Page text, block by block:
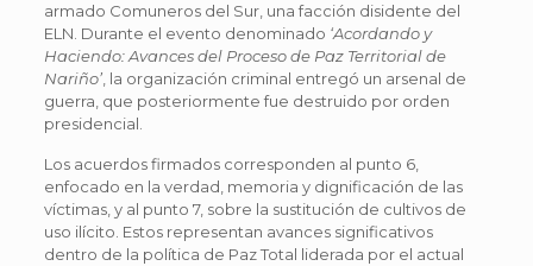
armado Comuneros del Sur, una facción disidente del
ELN. Durante el evento denominado ‘Acordando y
Haciendo: Avances del Proceso de Paz Territorial de
Nariño’, la organización criminal entregó un arsenal de
guerra, que posteriormente fue destruido por orden
presidencial.
Los acuerdos firmados corresponden al punto 6,
enfocado en la verdad, memoria y dignificación de las
víctimas, y al punto 7, sobre la sustitución de cultivos de
uso ilícito. Estos representan avances significativos
dentro de la política de Paz Total liderada por el actual